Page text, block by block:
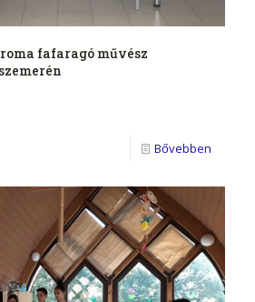
fafaragó művész
Bővebben